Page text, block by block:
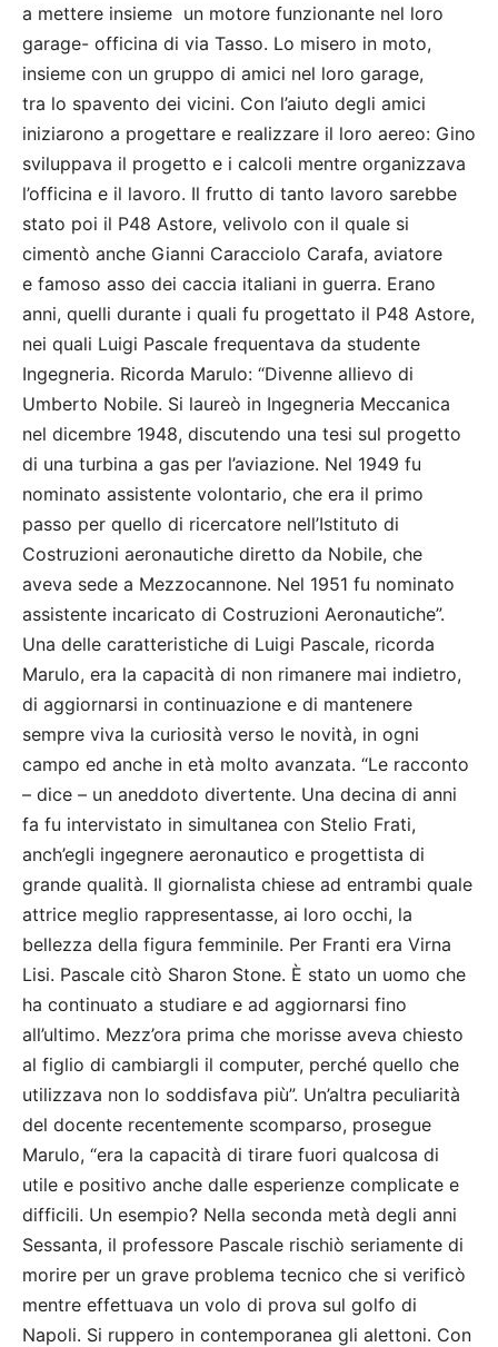
a mettere insieme un motore funzionante nel loro
garage- officina di via Tasso. Lo misero in moto,
insieme con un gruppo di amici nel loro garage,
tra lo spavento dei vicini. Con l’aiuto degli amici
iniziarono a progettare e realizzare il loro aereo: Gino
sviluppava il progetto e i calcoli mentre organizzava
l’officina e il lavoro. Il frutto di tanto lavoro sarebbe
stato poi il P48 Astore, velivolo con il quale si
cimentò anche Gianni Caracciolo Carafa, aviatore
e famoso asso dei caccia italiani in guerra. Erano
anni, quelli durante i quali fu progettato il P48 Astore,
nei quali Luigi Pascale frequentava da studente
Ingegneria. Ricorda Marulo: “Divenne allievo di
Umberto Nobile. Si laureò in Ingegneria Meccanica
nel dicembre 1948, discutendo una tesi sul progetto
di una turbina a gas per l’aviazione. Nel 1949 fu
nominato assistente volontario, che era il primo
passo per quello di ricercatore nell’Istituto di
Costruzioni aeronautiche diretto da Nobile, che
aveva sede a Mezzocannone. Nel 1951 fu nominato
assistente incaricato di Costruzioni Aeronautiche”.
Una delle caratteristiche di Luigi Pascale, ricorda
Marulo, era la capacità di non rimanere mai indietro,
di aggiornarsi in continuazione e di mantenere
sempre viva la curiosità verso le novità, in ogni
campo ed anche in età molto avanzata. “Le racconto
– dice – un aneddoto divertente. Una decina di anni
fa fu intervistato in simultanea con Stelio Frati,
anch’egli ingegnere aeronautico e progettista di
grande qualità. Il giornalista chiese ad entrambi quale
attrice meglio rappresentasse, ai loro occhi, la
bellezza della figura femminile. Per Franti era Virna
Lisi. Pascale citò Sharon Stone. È stato un uomo che
ha continuato a studiare e ad aggiornarsi fino
all’ultimo. Mezz’ora prima che morisse aveva chiesto
al figlio di cambiargli il computer, perché quello che
utilizzava non lo soddisfava più”. Un’altra peculiarità
del docente recentemente scomparso, prosegue
Marulo, “era la capacità di tirare fuori qualcosa di
utile e positivo anche dalle esperienze complicate e
difficili. Un esempio? Nella seconda metà degli anni
Sessanta, il professore Pascale rischiò seriamente di
morire per un grave problema tecnico che si verificò
mentre effettuava un volo di prova sul golfo di
Napoli. Si ruppero in contemporanea gli alettoni. Con